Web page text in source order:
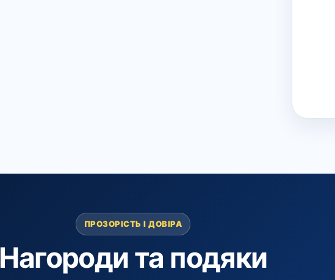
ПРОЗОРІСТЬ І ДОВІРА
Нагороди та подяки